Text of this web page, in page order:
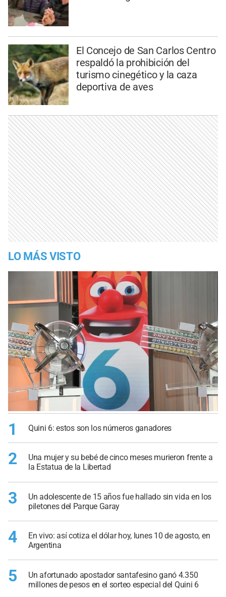
El Concejo de San Carlos Centro
respaldó la prohibición del
turismo cinegético y la caza
deportiva de aves
LO MÁS VISTO
1 Quini 6: estos son los números ganadores
2
Una mujer y su bebé de cinco meses murieron frente a
la Estatua de la Libertad
3
Un adolescente de 15 años fue hallado sin vida en los
piletones del Parque Garay
4
En vivo: así cotiza el dólar hoy, lunes 10 de agosto, en
Argentina
5
Un afortunado apostador santafesino ganó 4.350
millones de pesos en el sorteo especial del Quini 6